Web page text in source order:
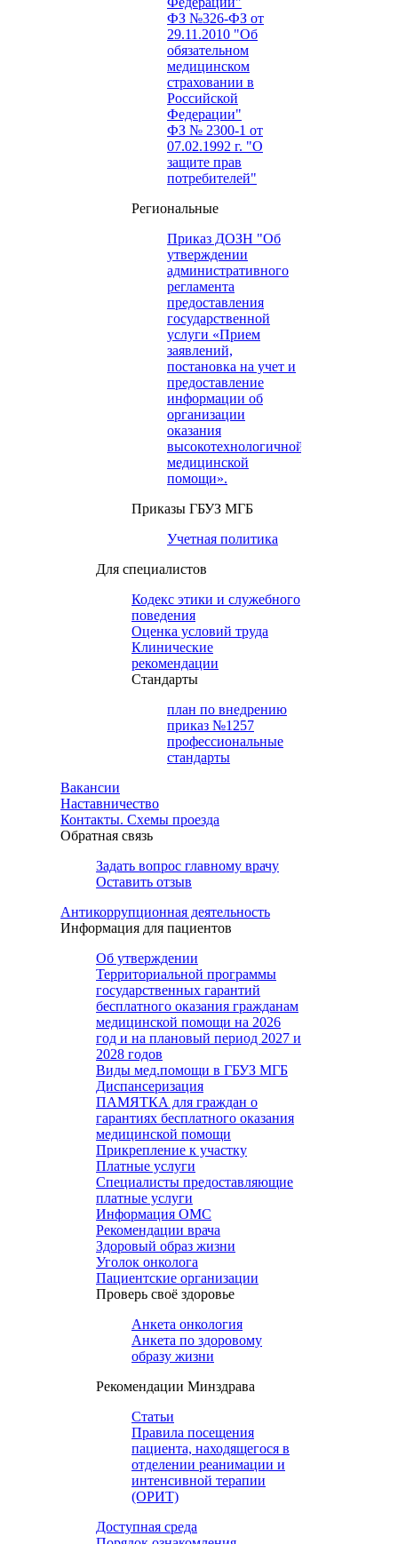
ФЗ №326-ФЗ от
29.11.2010 "Об
обязательном
медицинском
страховании в
Российской
Федерации"
ФЗ № 2300-1 от
07.02.1992 г. "О
защите прав
потребителей"
Региональные
Приказ ДОЗН "Об
утверждении
административного
регламента
предоставления
государственной
услуги «Прием
заявлений,
постановка на учет и
предоставление
информации об
организации
оказания
высокотехнологичной
медицинской
помощи».
Приказы ГБУЗ МГБ
Учетная политика
Для специалистов
Кодекс этики и служебного
поведения
Оценка условий труда
Клинические
рекомендации
Cтандарты
план по внедрению
приказ №1257
профессиональные
стандарты
Вакансии
Наставничество
Контакты. Схемы проезда
Обратная связь
Задать вопрос главному врачу
Оставить отзыв
Антикоррупционная деятельность
Информация для пациентов
Об утверждении
Территориальной программы
государственных гарантий
бесплатного оказания гражданам
медицинской помощи на 2026
год и на плановый период 2027 и
2028 годов
Виды мед.помощи в ГБУЗ МГБ
Диспансеризация
ПАМЯТКА для граждан о
гарантиях бесплатного оказания
медицинской помощи
Прикрепление к участку
Платные услуги
Специалисты предоставляющие
платные услуги
Информация ОМС
Рекомендации врача
Здоровый образ жизни
Уголок онколога
Пациентские организации
Проверь своё здоровье
Анкета онкология
Анкета по здоровому
образу жизни
Рекомендации Минздрава
Статьи
Правила посещения
пациента, находящегося в
отделении реанимации и
интенсивной терапии
(ОРИТ)
Доступная среда